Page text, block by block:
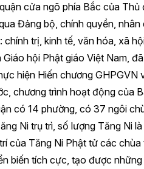
cửa ngõ phía Bắc của Thủ
Đảng bộ, chính quyền, nhân
trị, kinh tế, văn hóa, xã
hội Phật giáo Việt Nam,
hiện Hiến chương GHPGVN
chương trình hoạt động của
có 14 phường, có 37 ngôi
Ni trụ trì, số lượng Tăng Ni
của Tăng Ni Phật tử các
biến tích cực, tạo được